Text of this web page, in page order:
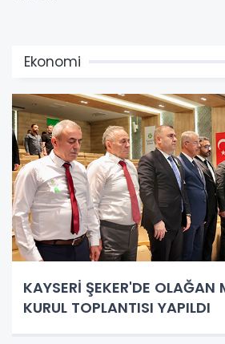
Ekonomi
KAYSERİ ŞEKER'DE OLAĞAN
KURUL TOPLANTISI YAPILDI